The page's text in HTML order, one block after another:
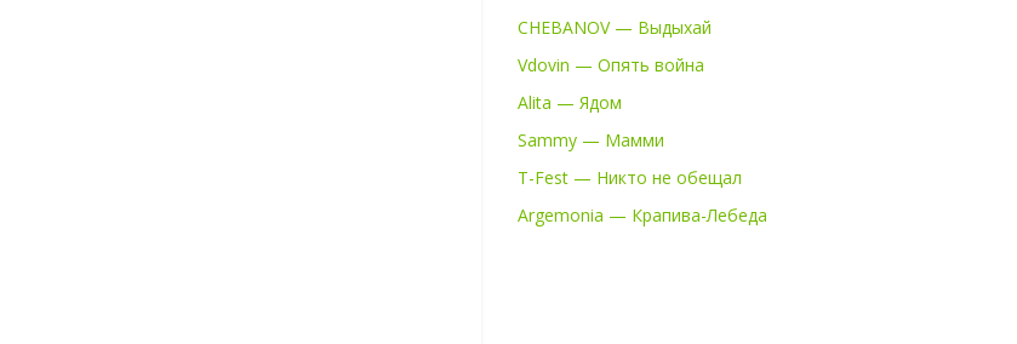
CHEBANOV — Выдыхай
Vdovin — Опять война
Alita — Ядом
Sammy — Мамми
T-Fest — Никто не обещал
Argemonia — Крапива-Лебеда